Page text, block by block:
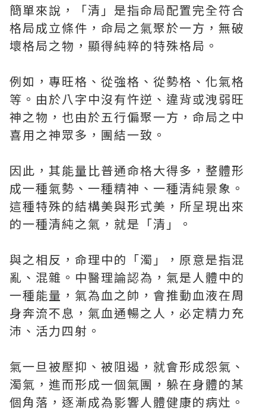
簡單來說，「清」是指命局配置完全符合
格局成立條件，命局之氣聚於一方，無破
壞格局之物，顯得純粹的特殊格局。
例如，專旺格、從強格、從勢格、化氣格
等。由於八字中沒有忤逆、違背或洩弱旺
神之物，也由於五行偏聚一方，命局之中
喜用之神眾多，團結一致。
因此，其能量比普通命格大得多，整體形
成一種氣勢、一種精神、一種清純景象。
這種特殊的結構美與形式美，所呈現出來
的一種清純之氣，就是「清」。
與之相反，命理中的「濁」，原意是指混
亂、混雜。中醫理論認為，氣是人體中的
一種能量，氣為血之帥，會推動血液在周
身奔流不息，氣血通暢之人，必定精力充
沛、活力四射。
氣一旦被壓抑、被阻遏，就會形成怨氣、
濁氣，進而形成一個氣團，躲在身體的某
個角落，逐漸成為影響人體健康的病灶。